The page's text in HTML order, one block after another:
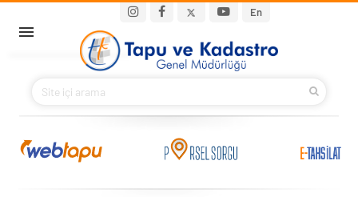
En
Main navigation
BAKANIMIZ
KURUMSAL